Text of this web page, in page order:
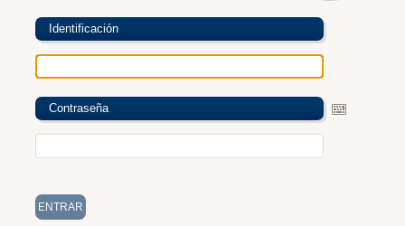
Identificación
Contraseña